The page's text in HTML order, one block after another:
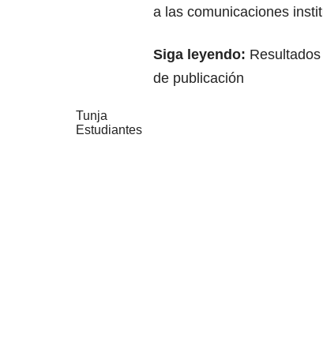
a las comunicaciones
Siga leyendo:
de publicación
Tunja
Estudiantes